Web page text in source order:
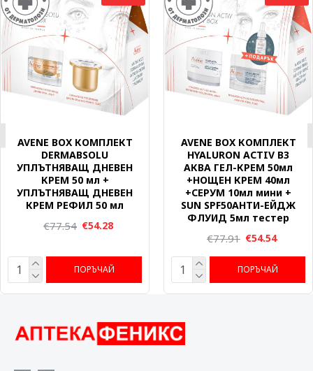
AVENE BOX КОМПЛЕКТ
DERMABSOLU
УПЛЪТНЯВАЩ ДНЕВЕН
КРЕМ 50 мл +
УПЛЪТНЯВАЩ ДНЕВЕН
КРЕМ РЕФИЛ 50 мл
€54.28
€77.54
ПОРЪЧАЙ
AVENE BOX КОМПЛЕКТ
HYALURON ACTIV B3
АКВА ГЕЛ-КРЕМ 50мл
+НОЩЕН КРЕМ 40мл
+СЕРУМ 10мл мини +
SUN SPF50АНТИ-ЕЙДЖ
ФЛУИД 5мл тестер
€54.54
€77.91
ПОРЪЧАЙ